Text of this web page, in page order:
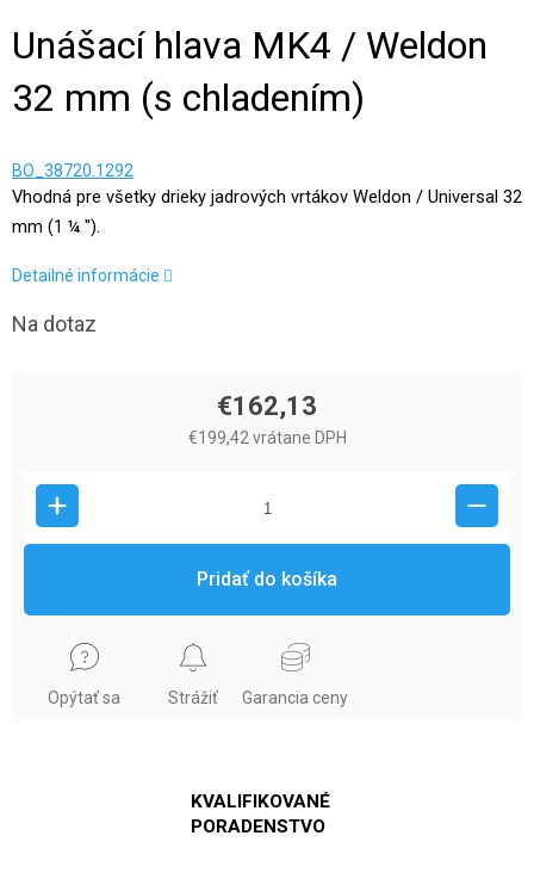
Unášací hlava MK4 / Weldon
32 mm (s chladením)
BO_38720.1292
Vhodná pre všetky drieky jadrových vrtákov Weldon / Universal 32
mm (1 ¼ ").
Detailné informácie
Na dotaz
€162,13
€199,42 vrátane DPH
Pridať do košíka
Opýtať sa Strážiť Garancia ceny
KVALIFIKOVANÉ
PORADENSTVO